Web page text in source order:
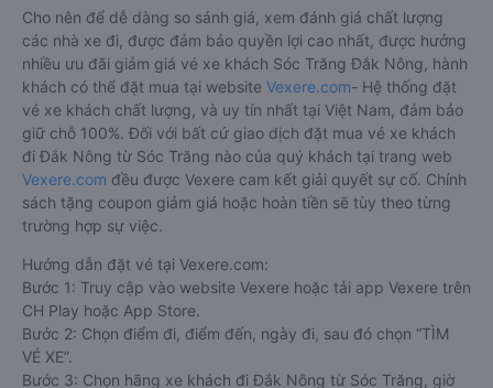
Cho nên để dễ dàng so sánh giá, xem đánh giá chất lượng
các nhà xe đi, được đảm bảo quyền lợi cao nhất, được hưởng
nhiều ưu đãi giảm giá vé xe khách Sóc Trăng Đắk Nông, hành
khách có thể đặt mua tại website Vexere.com- Hệ thống đặt
vé xe khách chất lượng, và uy tín nhất tại Việt Nam, đảm bảo
giữ chỗ 100%. Đối với bất cứ giao dịch đặt mua vé xe khách
đi Đắk Nông từ Sóc Trăng nào của quý khách tại trang web
Vexere.com đều được Vexere cam kết giải quyết sự cố. Chính
sách tặng coupon giảm giá hoặc hoàn tiền sẽ tùy theo từng
trường hợp sự việc.
Hướng dẫn đặt vé tại Vexere.com:
Bước 1: Truy cập vào website Vexere hoặc tải app Vexere trên
CH Play hoặc App Store.
Bước 2: Chọn điểm đi, điểm đến, ngày đi, sau đó chọn “TÌM
VÉ XE”.
Bước 3: Chọn hãng xe khách đi Đắk Nông từ Sóc Trăng, giờ